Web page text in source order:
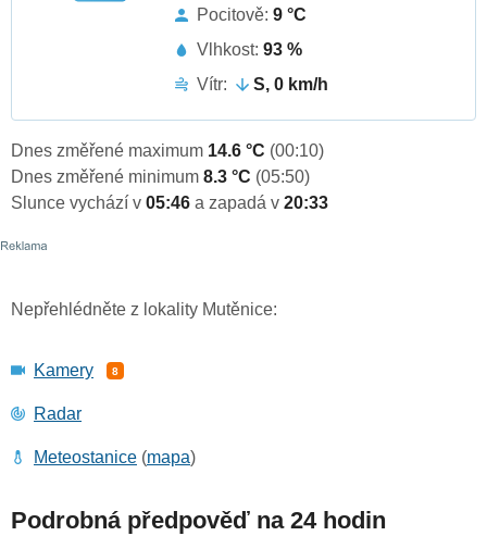
Pocitově: 9 °C
Vlhkost: 93 %
Vítr:
S, 0 km/h
Dnes změřené maximum 14.6 °C (00:10)
Dnes změřené minimum 8.3 °C (05:50)
Slunce vychází v 05:46 a zapadá v 20:33
Nepřehlédněte z lokality Mutěnice:
Kamery 8
Radar
Meteostanice (mapa)
Podrobná předpověď na 24 hodin